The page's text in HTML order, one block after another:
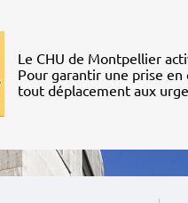
Le CHU de Montpellier
Pour garantir une prise en
tout déplacement aux